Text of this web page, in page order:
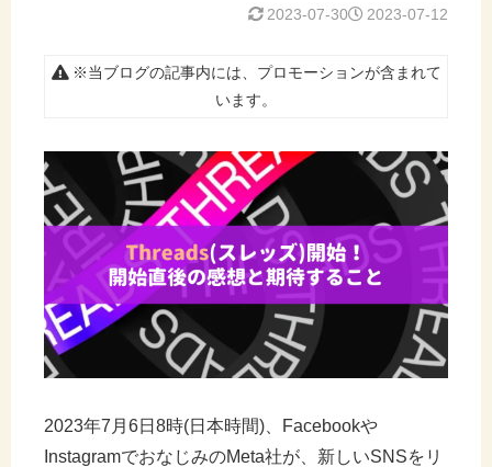
2023-07-12
2023-07-30
※当ブログの記事内には、プロモーションが含まれて
います。
2023年7月6日8時(日本時間)、Facebookや
InstagramでおなじみのMeta社が、新しいSNSをリ